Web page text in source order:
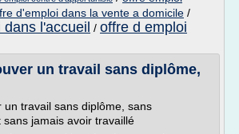
d'emploi dans la vente a domicile /
l'accueil / offre d emploi
un travail sans diplôme,
un travail sans diplôme, sans
jamais avoir travaillé